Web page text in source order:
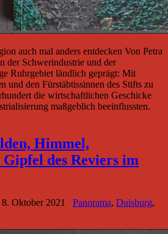
auch mal anders entdecken Von Petra
der Schwerindustrie und der
Ruhrgebiet ländlich geprägt: Mit
und den Fürstäbtissinnen des Stifts zu
die wirtschaftlichen Geschicke
maßgeblich beeinflussten.
Himmel,
des Reviers im
8. Oktober 2021 Panorama, Duisburg,